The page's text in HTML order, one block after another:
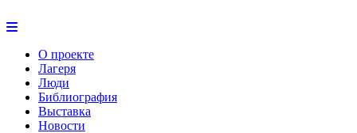
О проекте
Лагеря
Люди
Библиография
Выставка
Новости